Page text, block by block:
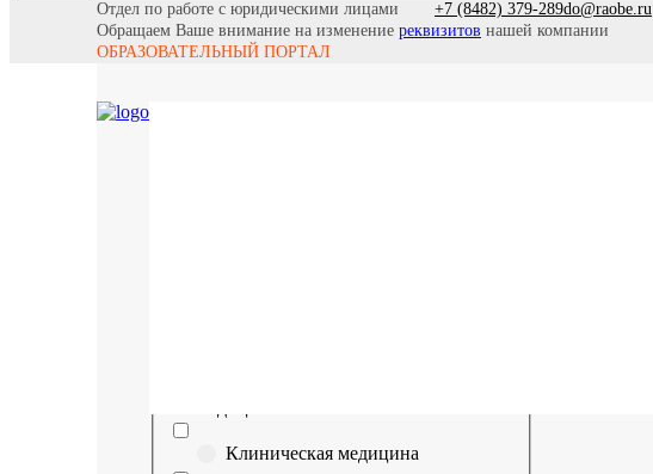
Отдел по работе с юридическими лицами
+7 (8482) 379-289do@raobe.ru
Обращаем Ваше внимание на изменениереквизитов нашей компании
ОБРАЗОВАТЕЛЬНЫЙ ПОРТАЛ
Клиническая медицина